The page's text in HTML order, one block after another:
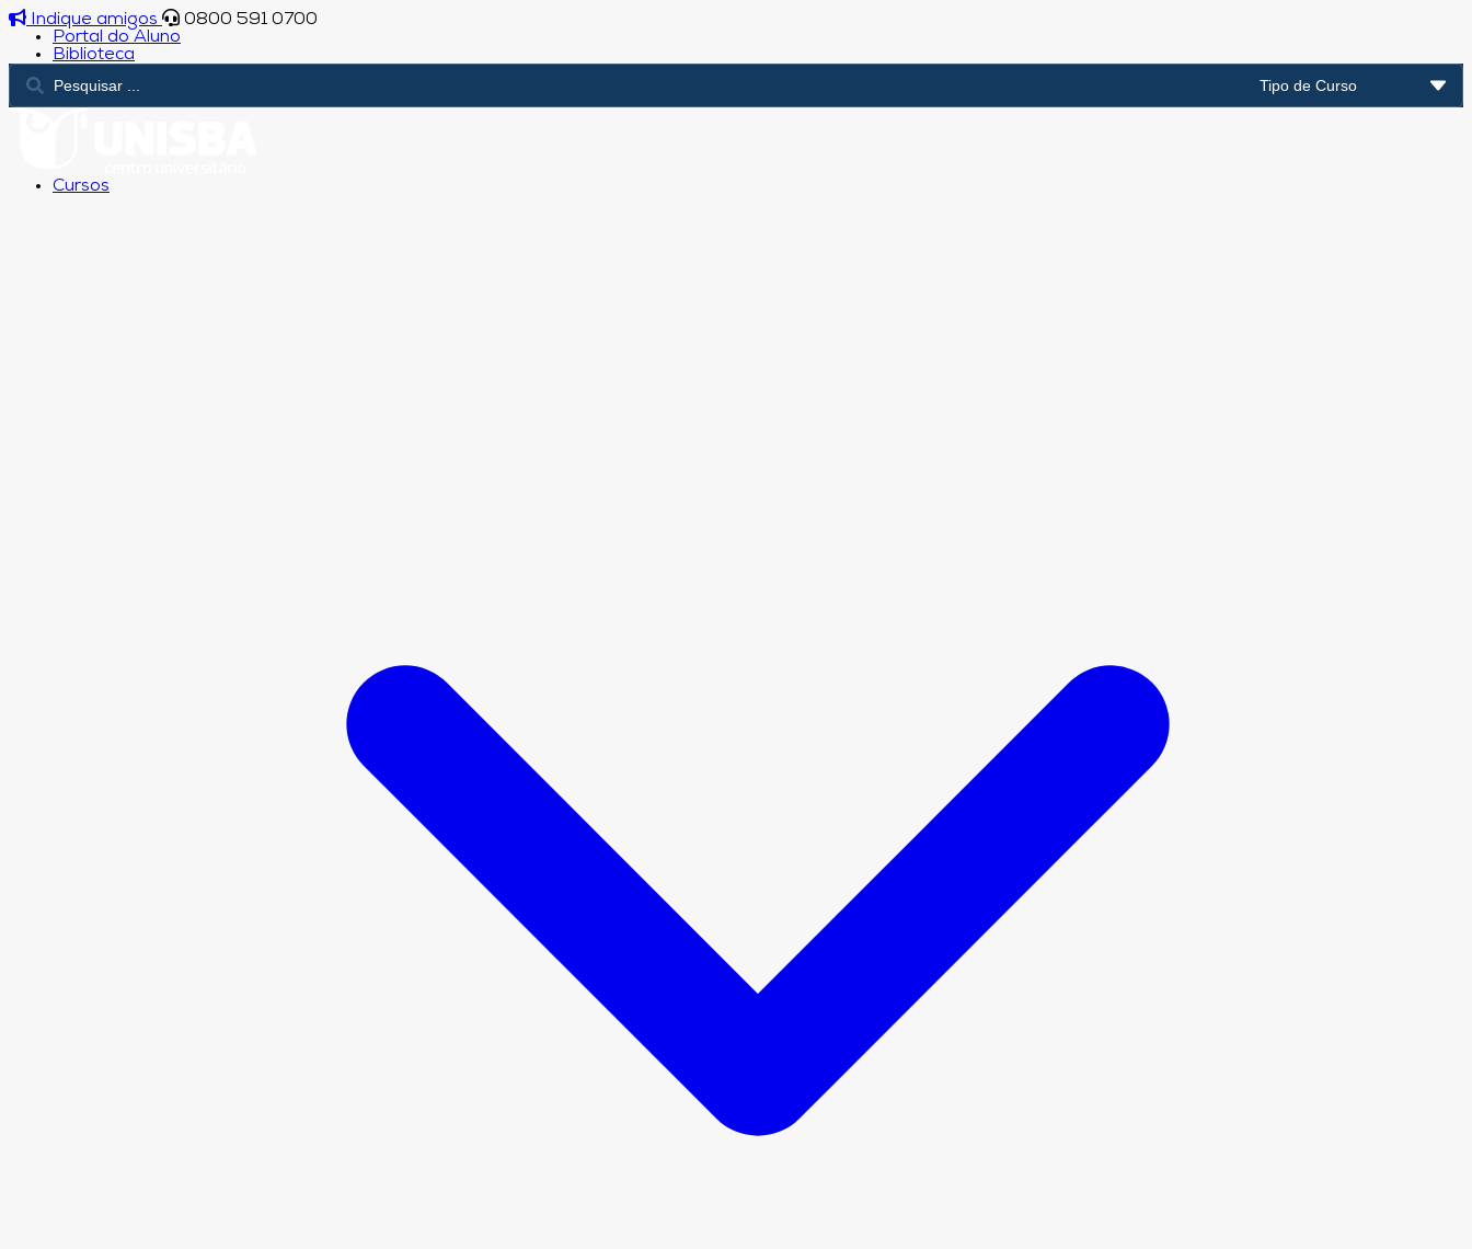
Indique amigos
0800 591 0700
Portal do Aluno
Biblioteca
Cursos